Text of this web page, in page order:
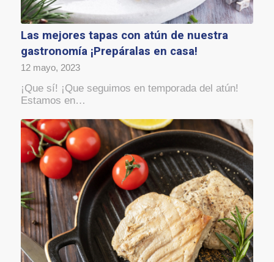
Las mejores tapas con atún de nuestra
gastronomía ¡Prepáralas en casa!
12 mayo, 2023
¡Que sí! ¡Que seguimos en temporada del atún!
Estamos en…